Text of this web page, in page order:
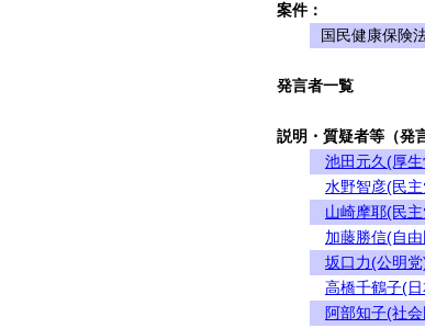
案件：
国民健康保険
発言者一覧
説明・質疑者等（発
池田元久(厚
水野智彦(民
山崎摩耶(民
加藤勝信(自
坂口力(公明党
高橋千鶴子(
阿部知子(社